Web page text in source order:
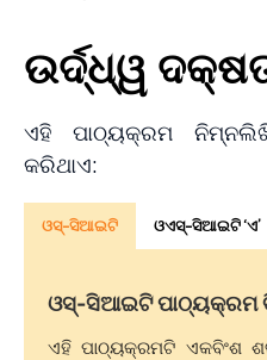
ଉର୍ଦ୍ଧ୍ୱ
ଏହି ପାଠ୍ୟକ୍ରମ
କରିଥାଏ:
ଓସ୍-ସିଆଇଟି ଓଏସ୍-ସିଆଇଟି ‘ଏ’
ଓସ୍-ସିଆଇଟି ପାଠ୍ୟକ୍ରମ
ଏହି ପାଠ୍ୟକ୍ରମଟି ଏକବିଂଶ